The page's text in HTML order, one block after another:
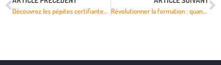
Découvrez les pépites certifiantes pour booster vos compétences en formation Révolutionner la formation : quand santé rime avec apprentissage innovant